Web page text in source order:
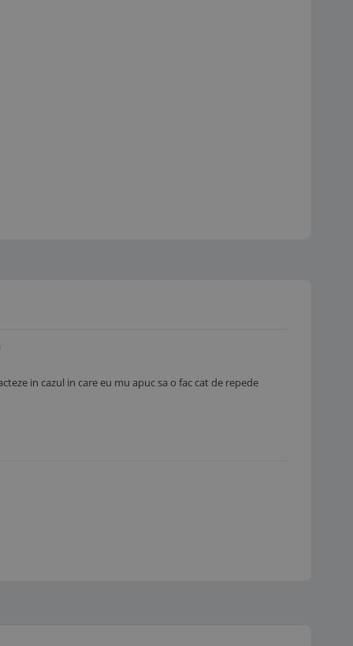
in cazul in care eu mu apuc sa o fac cat de repede